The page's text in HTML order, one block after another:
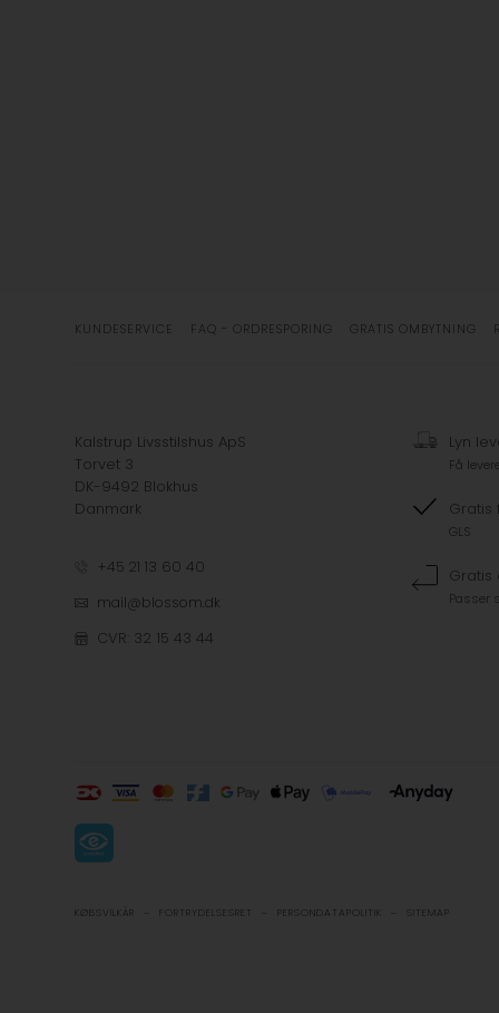
KUNDESERVICE FAQ - ORDRESPORING GRATIS OMBYTNING
Kalstrup Livsstilshus ApS
Torvet 3
DK-9492 Blokhus
Danmark
+45 21 13 60 40
mail@blossom.dk
CVR: 32 15 43 44
Lyn
Få
Gratis
GLS
Gratis
Passer
KØBSVILKÅR -FORTRYDELSESRET -PERSONDATAPOLITIK SITEMAP